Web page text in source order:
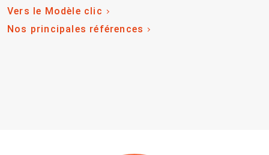
Vers le Modèle clic
Nos principales références